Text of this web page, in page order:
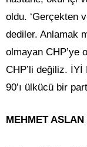
oldu. ‘Gerçekten
dediler. Anlamak
olmayan CHP’ye
CHP’li değiliz.
90’ı ülkücü bir
MEHMET